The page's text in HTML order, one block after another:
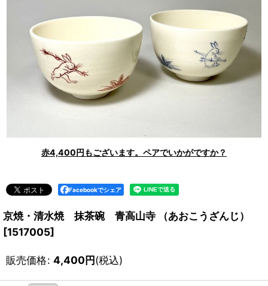
赤4,400円もございます。ペアでいかがですか？
Facebookでシェア
京焼・清水焼 抹茶碗 青高山寺 （あおこうざんじ）
[1517005]
販売価格: 4,400円(税込)